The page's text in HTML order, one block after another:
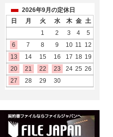
2026年9月の定休日
日
月 火 水 木 金 土
1
2 3 4
5
6
7 8 9 10 11 12
13
14 15 16 17 18 19
20
21 22 23 24 25 26
27
28 29 30